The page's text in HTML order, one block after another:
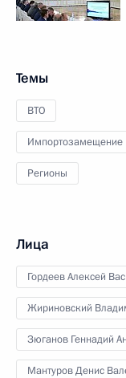
Темы
ВТО
Импортозамещение
Регионы
Лица
Гордеев Алексей
Жириновский
Зюганов Геннадий
Мантуров Денис